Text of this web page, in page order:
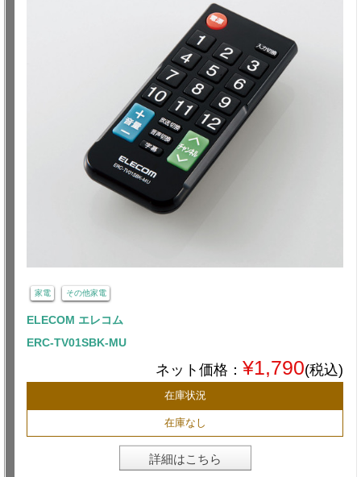
家電 その他家電
ELECOM エレコム
ERC-TV01SBK-MU
ネット価格： ¥1,790(税込)
在庫状況
在庫なし
詳細はこちら